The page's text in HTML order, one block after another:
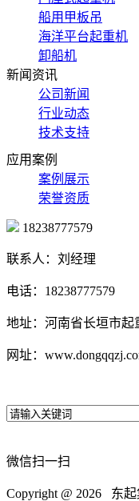
船用甲板吊
海洋平台起重机
卸船机
新闻资讯
公司新闻
行业动态
技术支持
应用案例
案例展示
荣誉资质
18238777579
联系人：刘经理
电话：18238777579
地址：河南省长垣市起
网址：
微信扫一扫
Copyright @ 2026 东起